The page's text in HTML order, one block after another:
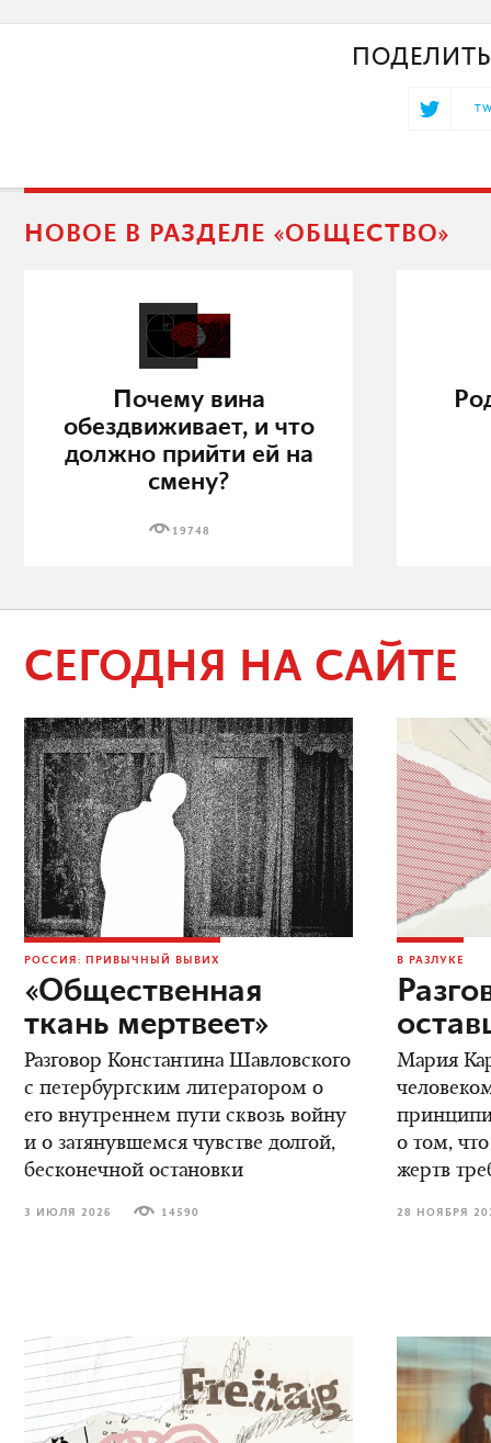
НОВОЕ В РАЗДЕЛЕ «ОБЩЕСТВО»
Почему вина
обездвиживает, и что
должно прийти ей на
смену?
19748
СЕГОДНЯ НА САЙТЕ
РОССИЯ: ПРИВЫЧНЫЙ ВЫВИХ
«Общественная
ткань мертвеет»
Разговор Константина Шавловского
с петербургским литератором о
его внутреннем пути сквозь войну
и о затянувшемся чувстве долгой,
бесконечной остановки
3 ИЮЛЯ 2026 14590
В РАЗЛУКЕ
Мария
о том,
жертв
28 НОЯБРЯ